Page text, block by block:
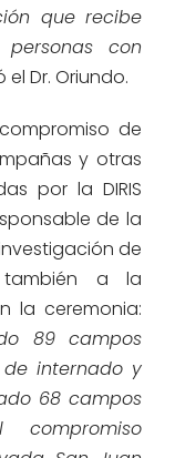
que recibe
con
el Dr. Oriundo.
de
y otras
por la DIRIS
de la
de
también a la
la ceremonia:
89 campos
internado y
68 campos
compromiso